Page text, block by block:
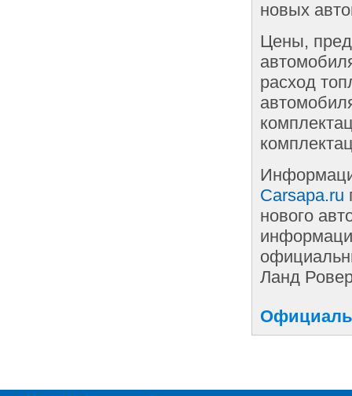
новых
Цены,
расход
Carsapa.ru
нового
Ланд